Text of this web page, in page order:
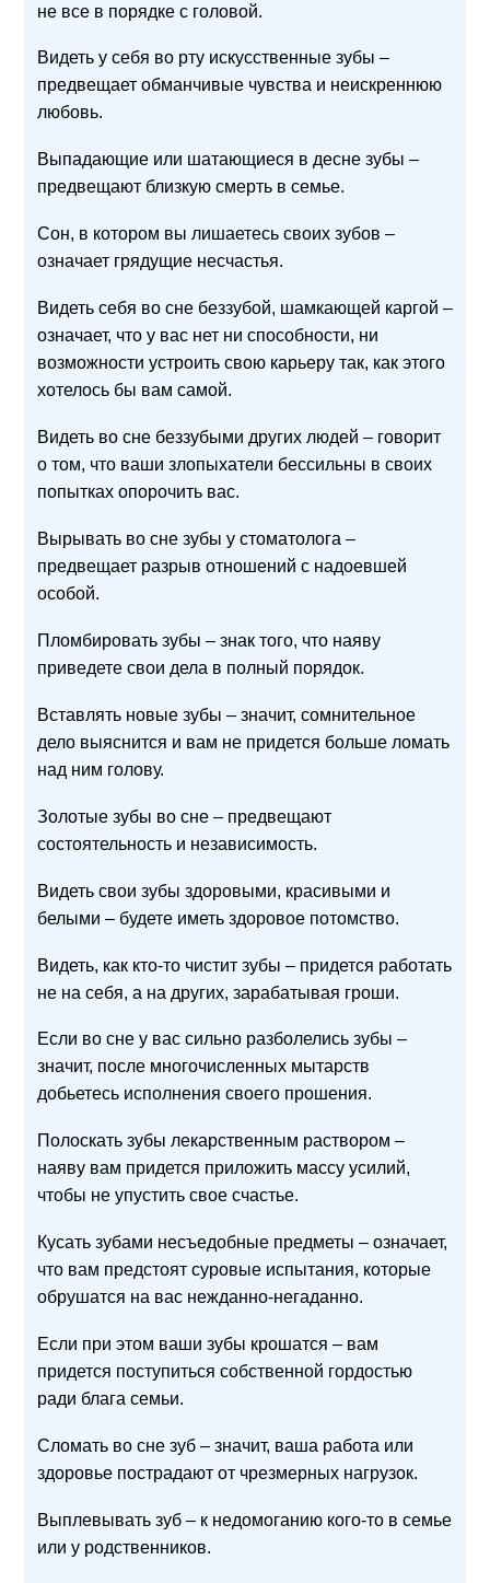
не все в порядке с головой.
Видеть у себя во рту искусственные зубы –
предвещает обманчивые чувства и неискреннюю
любовь.
Выпадающие или шатающиеся в десне зубы –
предвещают близкую смерть в семье.
Сон, в котором вы лишаетесь своих зубов –
означает грядущие несчастья.
Видеть себя во сне беззубой, шамкающей каргой –
означает, что у вас нет ни способности, ни
возможности устроить свою карьеру так, как этого
хотелось бы вам самой.
Видеть во сне беззубыми других людей – говорит
о том, что ваши злопыхатели бессильны в своих
попытках опорочить вас.
Вырывать во сне зубы у стоматолога –
предвещает разрыв отношений с надоевшей
особой.
Пломбировать зубы – знак того, что наяву
приведете свои дела в полный порядок.
Вставлять новые зубы – значит, сомнительное
дело выяснится и вам не придется больше ломать
над ним голову.
Золотые зубы во сне – предвещают
состоятельность и независимость.
Видеть свои зубы здоровыми, красивыми и
белыми – будете иметь здоровое потомство.
Видеть, как кто-то чистит зубы – придется работать
не на себя, а на других, зарабатывая гроши.
Если во сне у вас сильно разболелись зубы –
значит, после многочисленных мытарств
добьетесь исполнения своего прошения.
Полоскать зубы лекарственным раствором –
наяву вам придется приложить массу усилий,
чтобы не упустить свое счастье.
Кусать зубами несъедобные предметы – означает,
что вам предстоят суровые испытания, которые
обрушатся на вас нежданно-негаданно.
Если при этом ваши зубы крошатся – вам
придется поступиться собственной гордостью
ради блага семьи.
Сломать во сне зуб – значит, ваша работа или
здоровье пострадают от чрезмерных нагрузок.
Выплевывать зуб – к недомоганию кого-то в семье
или у родственников.